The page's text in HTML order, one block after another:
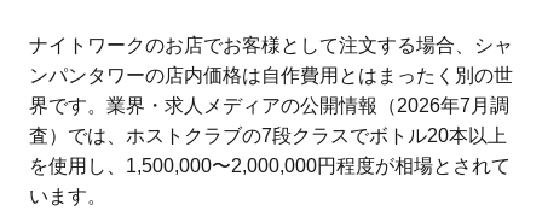
ナイトワークのお店でお客様として注文する場合、シャ
ンパンタワーの店内価格は自作費用とはまったく別の世
界です。業界・求人メディアの公開情報（2026年7月調
査）では、ホストクラブの7段クラスでボトル20本以上
を使用し、1,500,000〜2,000,000円程度が相場とされて
います。